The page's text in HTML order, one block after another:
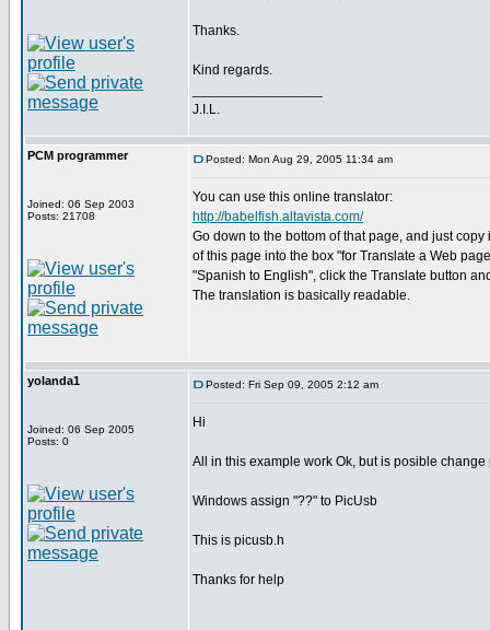
Thanks.
Kind regards.
J.I.L.
PCM programmer
Joined: 06 Sep 2003
Posts: 21708
Posted: Mon Aug 29, 2005 11:34 am
You can use this online translator:
http://babelfish.altavista.com/
Go down to the bottom of that page, and just
of this page into the box "for Translate a Web
"Spanish to English", click the Translate button
The translation is basically readable.
yolanda1
Joined: 06 Sep 2005
Posts: 0
Posted: Fri Sep 09, 2005 2:12 am
Hi
All in this example work Ok, but is posible
Windows assign "??" to PicUsb
This is picusb.h
Thanks for help